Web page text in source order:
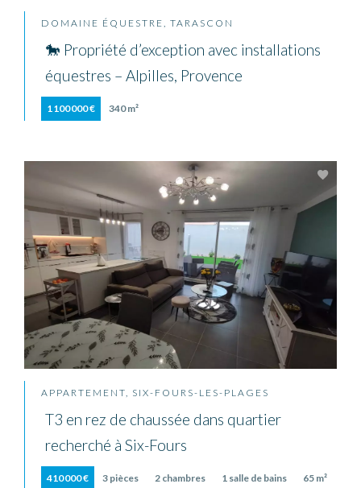
DOMAINE ÉQUESTRE, TARASCON
🐎 Propriété d’exception avec installations
équestres – Alpilles, Provence
1 100 000 € 340 m²
APPARTEMENT, SIX-FOURS-LES-PLAGES
T3 en rez de chaussée dans quartier
recherché à Six-Fours
410 000 € 3 pièces 2 chambres 1 salle de bains 65 m²